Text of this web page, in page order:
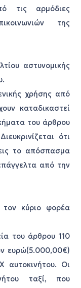
τις αρμόδιες
της
αστυνομικής
χρήσης από
καταδικαστεί
του άρθρου
ότι
το απόσπασμα
από την
κύριο φορέα
του άρθρου 110
ευρώ(5.000,00€)
αυτοκινήτου. Οι
ταξί, που